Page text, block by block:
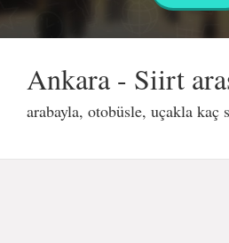
Ankara - Siirt
arabayla, otobüsle, uçakla kaç